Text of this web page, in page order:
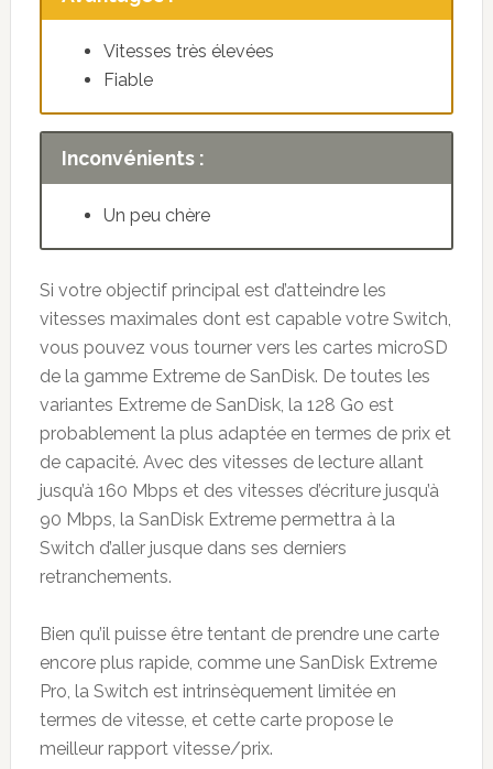
Vitesses très élevées
Fiable
Inconvénients :
Un peu chère
Si votre objectif principal est d’atteindre les
vitesses maximales dont est capable votre Switch,
vous pouvez vous tourner vers les cartes microSD
de la gamme Extreme de SanDisk. De toutes les
variantes Extreme de SanDisk, la 128 Go est
probablement la plus adaptée en termes de prix et
de capacité. Avec des vitesses de lecture allant
jusqu’à 160 Mbps et des vitesses d’écriture jusqu’à
90 Mbps, la SanDisk Extreme permettra à la
Switch d’aller jusque dans ses derniers
retranchements.
Bien qu’il puisse être tentant de prendre une carte
encore plus rapide, comme une SanDisk Extreme
Pro, la Switch est intrinsèquement limitée en
termes de vitesse, et cette carte propose le
meilleur rapport vitesse/prix.